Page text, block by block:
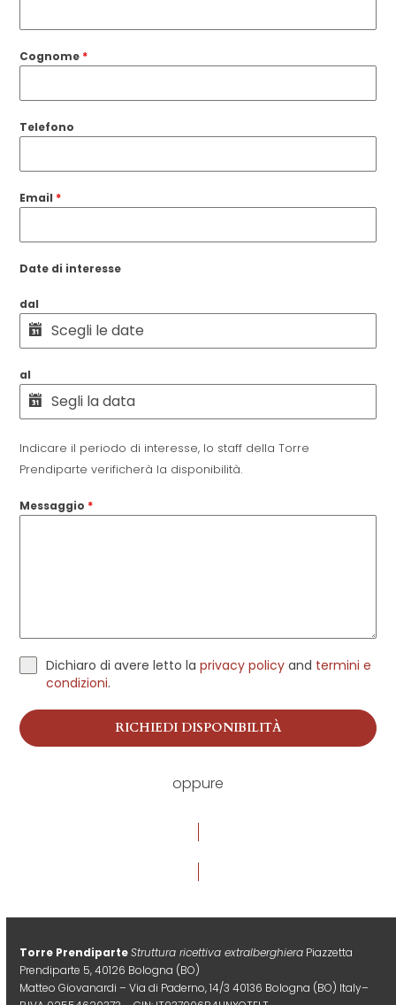
Cognome *
Telefono
Email *
Date di interesse
dal
al
Indicare il periodo di interesse, lo staff della Torre
Prendiparte verificherà la disponibilità.
Messaggio *
Dichiaro di avere letto laprivacy policy and termini e
condizioni.
RICHIEDI DISPONIBILITÀ
oppure
Torre Prendiparte Struttura ricettiva extralberghiera Piazzetta
Prendiparte 5, 40126 Bologna (BO)
Matteo Giovanardi – Via di Paderno, 14/3 40136 Bologna (BO) Italy–